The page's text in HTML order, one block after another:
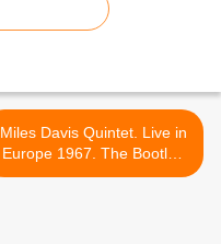
Miles Davis Quintet. Live in
Europe 1967. The Bootleg
Series. Vol.1 >